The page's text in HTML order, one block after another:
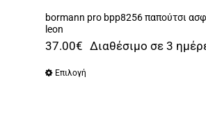
bormann pro bpp8256 παπούτσι
leon
37.00€ Διαθέσιμο σε 3
Επιλογή